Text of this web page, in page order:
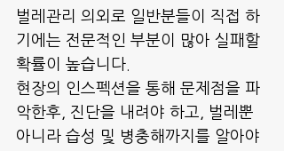
벌레관리 의외로 일반분들이 직접 하
기에는 전문적인 부분이 많아 실패할
확률이 높습니다.
현장의 인스펙션을 통해 문제점을 파
악한후, 진단을 내려야 하고, 벌레뿐
아니라 습성 및 병충해까지를 알아야